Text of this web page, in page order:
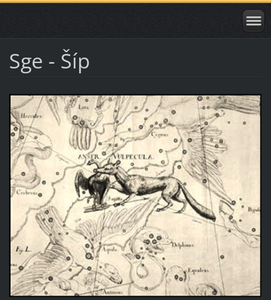
Sge - Šíp